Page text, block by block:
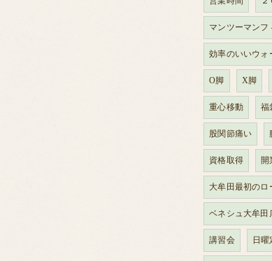
マンツーマンフ
効率のいいウォ
O脚 X脚
重心移動 福
股関節痛い
資格取得 開
大牟田最初のロ
ベネシュ大牟田
講習会 日曜